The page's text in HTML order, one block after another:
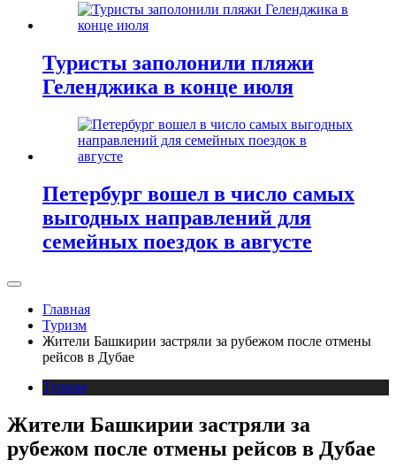
Туристы заполонили пляжи
Геленджика в конце июля
Петербург вошел в число самых
выгодных направлений для
семейных поездок в августе
Главная
Туризм
Жители Башкирии застряли за рубежом после отмены
рейсов в Дубае
Туризм
Жители Башкирии застряли за
рубежом после отмены рейсов в Дубае